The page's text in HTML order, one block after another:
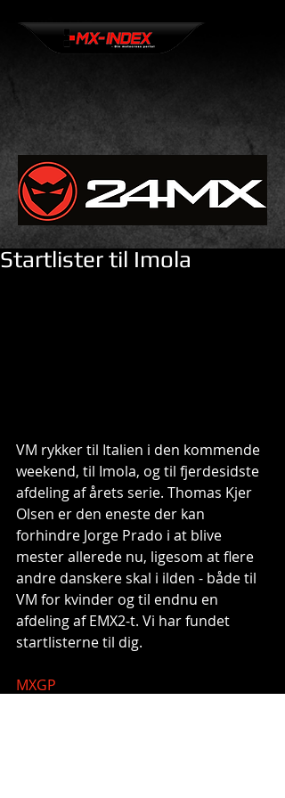
Startlister til Imola
VM rykker til Italien i den kommende
weekend, til Imola, og til fjerdesidste
afdeling af årets serie. Thomas Kjer
Olsen er den eneste der kan
forhindre Jorge Prado i at blive
mester allerede nu, ligesom at flere
andre danskere skal i ilden - både til
VM for kvinder og til endnu en
afdeling af EMX2-t. Vi har fundet
startlisterne til dig.
MXGP